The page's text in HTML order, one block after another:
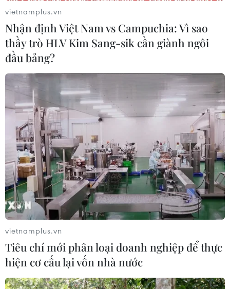
vietnamplus.vn
Nhận định Việt Nam vs Campuchia: Vì sao
thầy trò HLV Kim Sang-sik cần giành ngôi
đầu bảng?
vietnamplus.vn
Tiêu chí mới phân loại doanh nghiệp để thực
hiện cơ cấu lại vốn nhà nước